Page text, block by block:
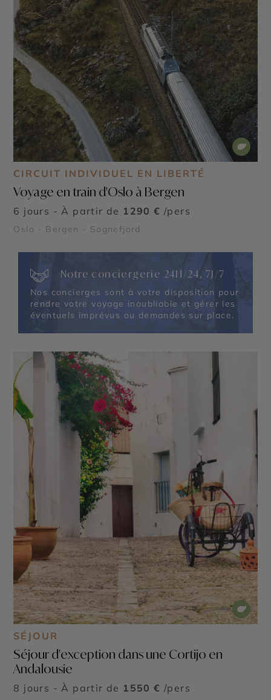
CIRCUIT INDIVIDUEL EN LIBERTÉ
Voyage en train d'Oslo à Bergen
6 jours - À partir de 1290 € /pers
Oslo - Bergen - Sognefjord
Notre conciergerie 24H/24, 7J/7
Nos concierges sont à votre disposition pour
rendre votre voyage inoubliable et gérer les
éventuels imprévus ou demandes sur place.
SÉJOUR
Séjour d'exception dans une Cortijo en
Andalousie
8 jours - À partir de 1550 € /pers